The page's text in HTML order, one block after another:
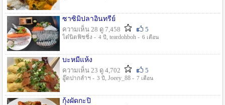
ซาซิมิปลาอินทรีย์
ความเห็น 28 ดู 7,458
5
ไต๋นิตฟิชชิ่ง - 4 ปี , teardohboh - 6 เดือน
บะหมี่แห้ง
ความเห็น 23 ดู 4,702
5
อู๊ดปากลำฯ - 3 ปี , Joeey_88 - 7 เดือน
กุ้งผัดกะปิ